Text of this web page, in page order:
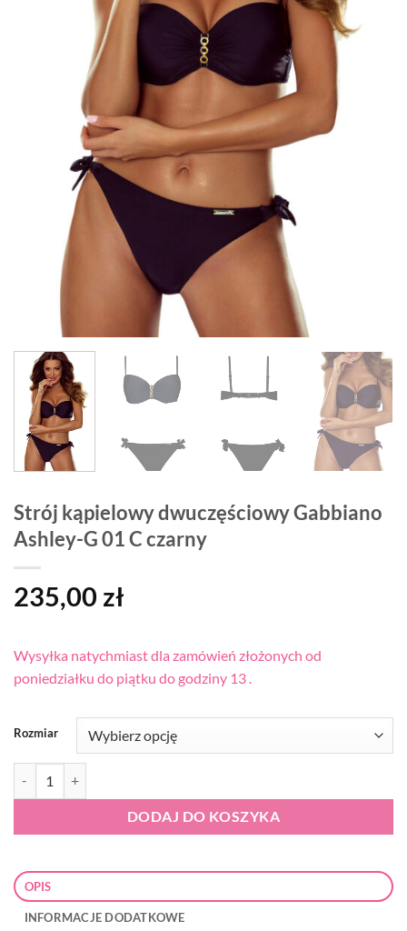
Strój kąpielowy dwuczęściowy Gabbiano
Ashley-G 01 C czarny
235,00 zł
Wysyłka natychmiast dla zamówień złożonych od
poniedziałku do piątku do godziny 13 .
Rozmiar
DODAJ DO KOSZYKA
OPIS
INFORMACJE DODATKOWE